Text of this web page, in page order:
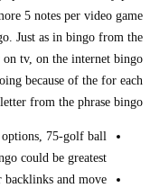
more 5 notes per
the bingo. Just as in
hall or on tv, on the
going because of
and every letter from the
effective options, 75-golf
bingo could be
our backlinks and